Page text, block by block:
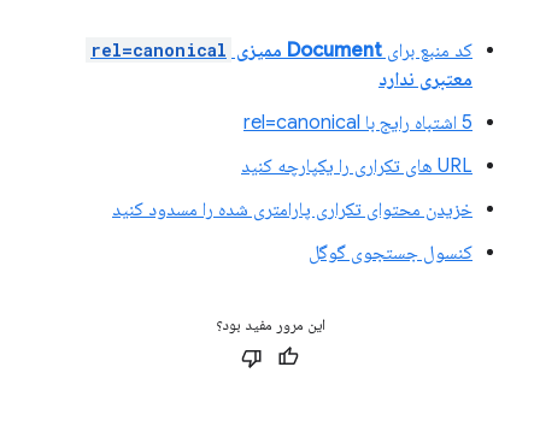
کد منبع برای Document ممیزی rel=canonical
معتبری ندارد
5 اشتباه رایج با rel=canonical
URL های تکراری را یکپارچه کنید
خزیدن محتوای تکراری پارامتری شده را مسدود کنید
کنسول جستجوی گوگل
این مرور مفید بود؟